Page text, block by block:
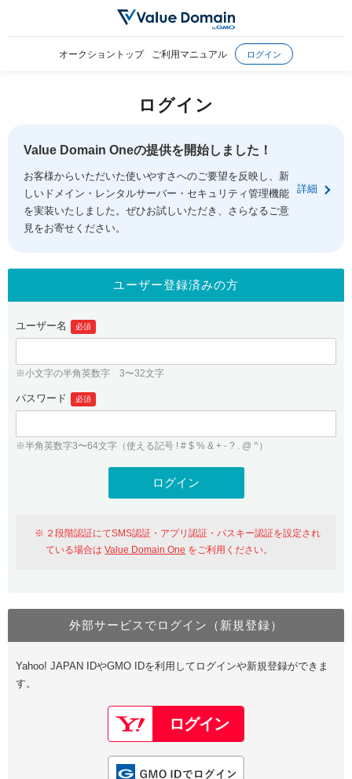
オークショントップ ご利用マニュアル ログイン
ログイン
Value Domain Oneの提供を開始しました！
お客様からいただいた使いやすさへのご要望を反映し、新
しいドメイン・レンタルサーバー・セキュリティ管理機能
を実装いたしました。ぜひお試しいただき、さらなるご意
見をお寄せください。
詳細
ユーザー登録済みの方
ユーザー名 必須
※小文字の半角英数字 3〜32文字
パスワード 必須
※半角英数字3〜64文字（使える記号 ! # $ % & + - ? . @ ^）
２段階認証にてSMS認証・アプリ認証・パスキー認証を設定され
ている場合はValue Domain One をご利用ください。
外部サービスでログイン（新規登録）
Yahoo! JAPAN IDやGMO IDを利用してログインや新規登録ができま
す。